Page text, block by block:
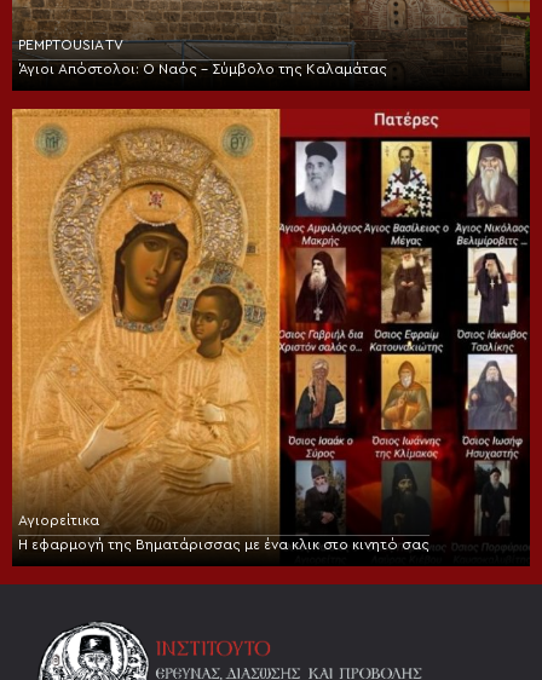
PEMPTOUSIA TV
Άγιοι Απόστολοι: Ο Ναός – Σύμβολο της Καλαμάτας
Αγιορείτικα
Η εφαρμογή της Βηματάρισσας με ένα κλικ στο κινητό σας